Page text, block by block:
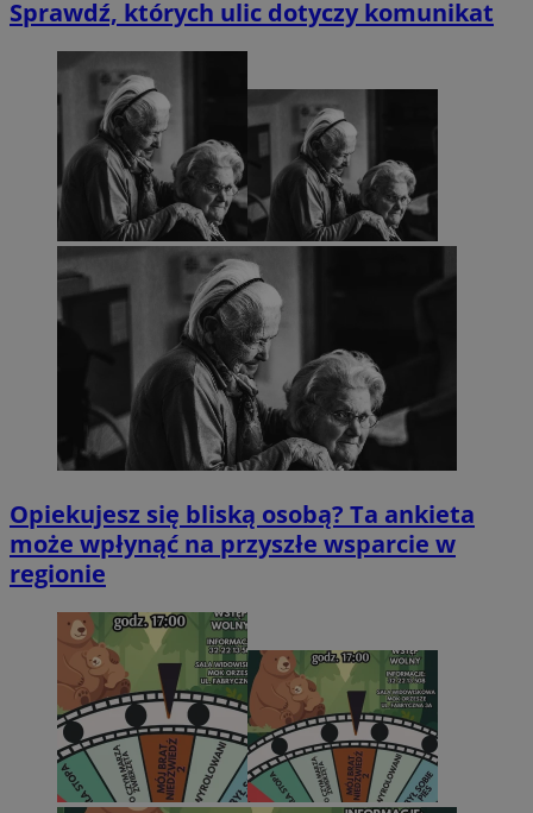
Sprawdź, których ulic dotyczy komunikat
Opiekujesz się bliską osobą? Ta ankieta
może wpłynąć na przyszłe wsparcie w
regionie